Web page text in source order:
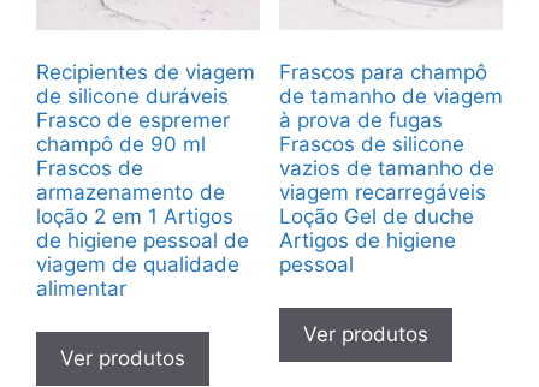
Recipientes de viagem
de silicone duráveis
Frasco de espremer
champô de 90 ml
Frascos de
armazenamento de
loção 2 em 1 Artigos
de higiene pessoal de
viagem de qualidade
alimentar
Ver produtos
Frascos para champô
de tamanho de viagem
à prova de fugas
Frascos de silicone
vazios de tamanho de
viagem recarregáveis
Loção Gel de duche
Artigos de higiene
pessoal
Ver produtos